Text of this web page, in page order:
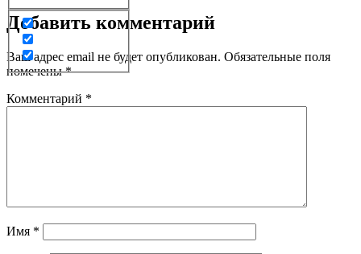
Добавить комментарий
Ваш адрес email не будет опубликован. Обязательные поля
помечены*
Комментарий *
Имя *